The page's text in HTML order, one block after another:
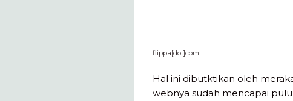
flippa[dot]com
Hal ini dibutktikan oleh
webnya sudah mencapai